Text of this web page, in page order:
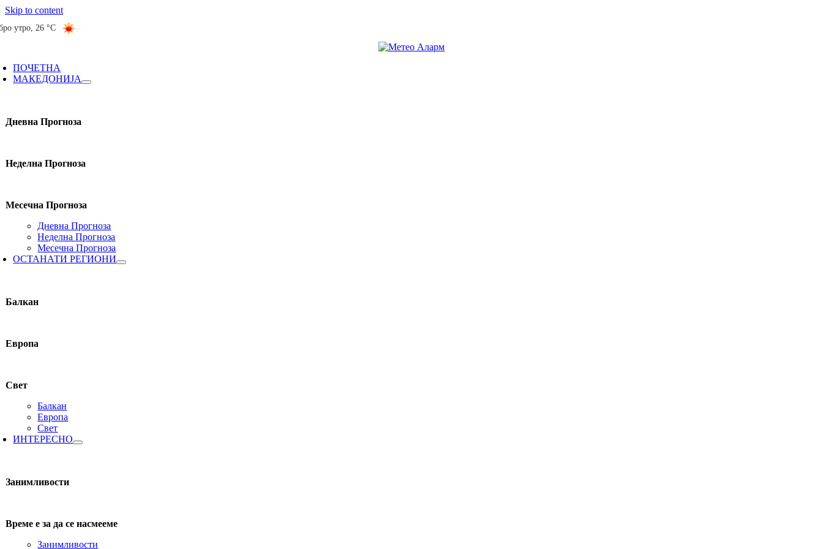
Skip to content
утро,26 °C
ПОЧЕТНА
МАКЕДОНИЈА
Дневна Прогноза
Неделна Прогноза
Месечна Прогноза
Дневна Прогноза
Неделна Прогноза
Месечна Прогноза
ОСТАНАТИ РЕГИОНИ
Балкан
Европа
Свет
Балкан
Европа
Свет
ИНТЕРЕСНО
Занимливости
Време е за да се насмееме
Занимливости